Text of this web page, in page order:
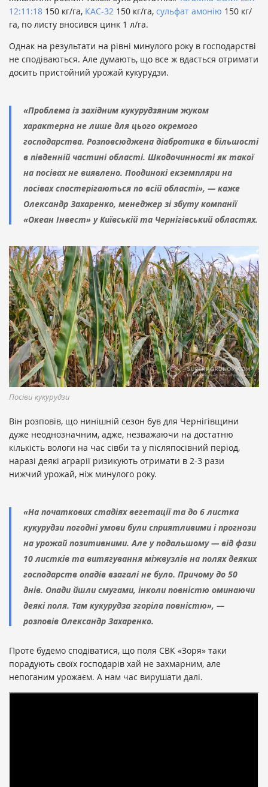
12:11:18 150 кг/га, КАС-32 150 кг/га, сульфат амонію 150 кг/
га, по листу вносився цинк 1 л/га.
Однак на результати на рівні минулого року в господарстві
не сподіваються. Але думають, що все ж вдасться отримати
досить пристойний урожай кукурудзи.
«Проблема із західним кукурудзяним жуком
характерна не лише для цього окремого
господарства. Розповсюджена діабротика в більшості
в південній частині області. Шкодочинності як такої
на посівах не виявлено. Поодинокі екземпляри на
посівах спостерігаються по всій області», — каже
Олександр Захаренко, менеджер зі збуту компанії
«Океан Інвест» у Київській та Чернігівський областях.
Посіви кукурудзи
Він розповів, що нинішній сезон був для Чернігівщини
дуже неоднозначним, адже, незважаючи на достатню
кількість вологи на час сівби та у післяпосівний період,
наразі деякі аграрії ризикують отримати в 2-3 рази
нижчий урожай, ніж минулого року.
«На початкових стадіях вегетації та до 6 листка
кукурудзи погодні умови були сприятливими і прогнози
на урожай позитивними. Але у подальшому — від фази
10 листків та витягування міжвузлів на полях деяких
господарств опадів взагалі не було. Причому до 50
днів. Опади йшли смугами, інколи повністю оминаючи
деякі поля. Там кукурудза згоріла повністю», —
розповів Олександр Захаренко.
Проте будемо сподіватися, що поля СВК «Зоря» таки
порадують своїх господарів хай не захмарним, але
непоганим урожаєм. А нам час вирушати далі.